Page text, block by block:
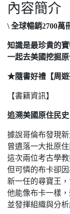
內容簡介
\ 全球暢銷2700萬
知識是最珍貴的
一起去美國挖掘
★隨書好禮【周遊
【書籍資訊】
追溯美國原住民
據說哥倫布發現新
曾遺落一大批原
這次兩位考古學
但可憐的布卡卻
新一任的尋寶王
他能像布卡一樣
並發揮組織與分